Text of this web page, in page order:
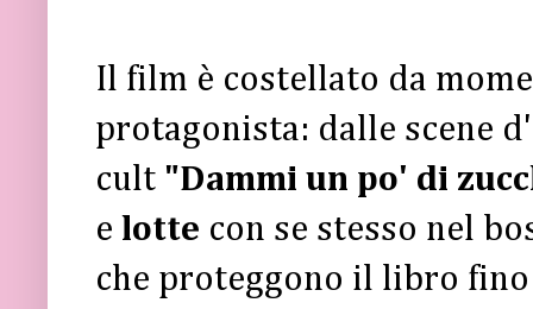
Il film è costellato da
protagonista: dalle scene
cult "Dammi un po' di
e lotte con se stesso nel
che proteggono il libro